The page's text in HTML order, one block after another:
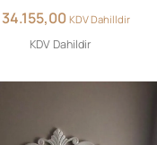
34.155,00 KDV Dahilldir
KDV Dahildir